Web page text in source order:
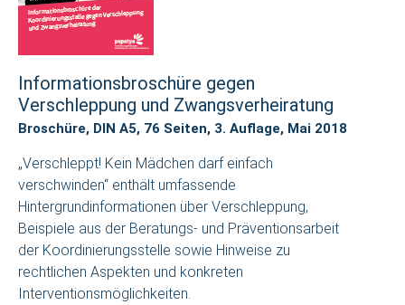
Informationsbroschüre gegen
Verschleppung und Zwangsverheiratung
Broschüre, DIN A5, 76 Seiten, 3. Auflage, Mai 2018
„Verschleppt! Kein Mädchen darf einfach
verschwinden“ enthält umfassende
Hintergrundinformationen über Verschleppung,
Beispiele aus der Beratungs- und Präventionsarbeit
der Koordinierungsstelle sowie Hinweise zu
rechtlichen Aspekten und konkreten
Interventionsmöglichkeiten.